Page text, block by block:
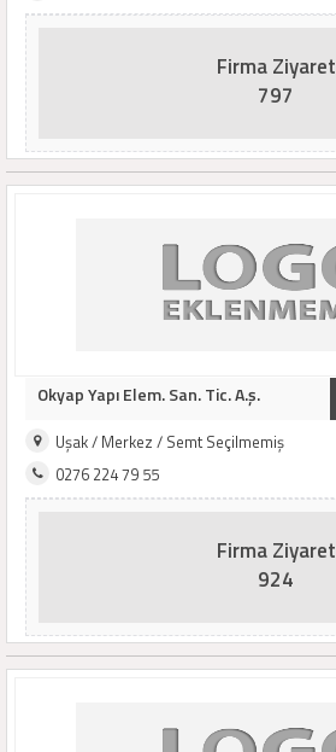
Firma Ziyaret
797
Okyap Yapı Elem. San. Tic. A.ş.
Uşak / Merkez / Semt Seçilmemiş
0276 224 79 55
Firma Ziyaret
924